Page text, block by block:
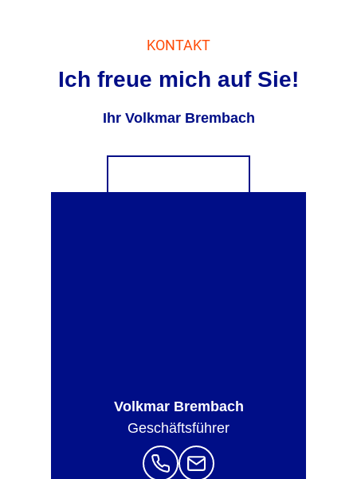
KONTAKT
Ich freue mich auf Sie!
Ihr Volkmar Brembach
Volkmar Brembach
Geschäfts­führer